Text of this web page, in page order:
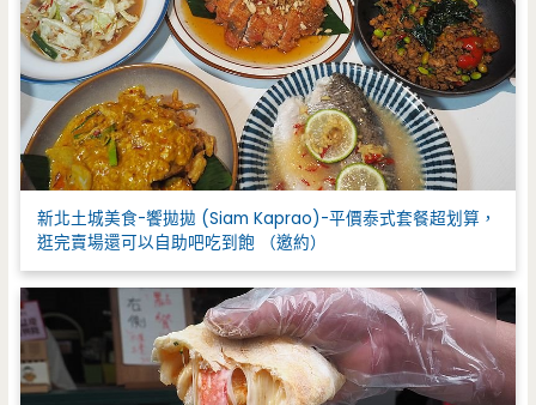
新北土城美食-饗拋拋 (Siam Kaprao)-平價泰式套餐超划算，
逛完賣場還可以自助吧吃到飽 （邀約）